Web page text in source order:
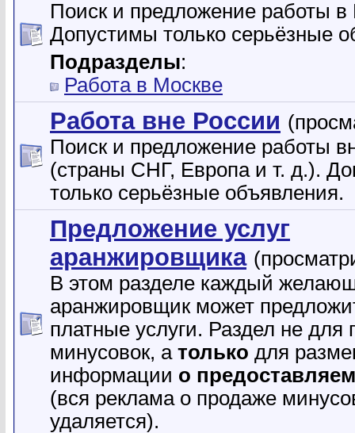
Поиск и предложение работы в
Допустимы только серьёзные
Подразделы:
Работа в Москве
Работа вне России
Поиск и предложение работы
(страны СНГ, Европа и т. д.).
только серьёзные объявления.
Предложение услуг
аранжировщика
В этом разделе каждый
аранжировщик может
платные услуги. Раздел не для
минусовок, а только для
информации о
(вся реклама о продаже
удаляется).